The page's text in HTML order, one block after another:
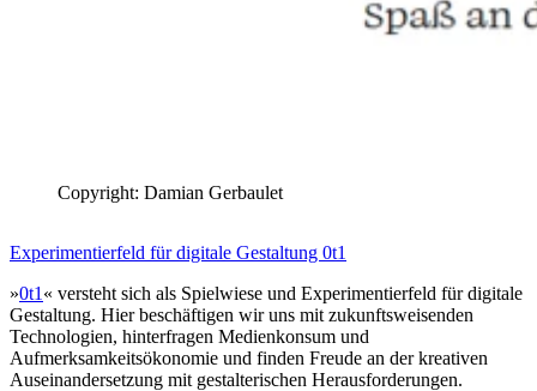
Copyright: Damian Gerbaulet
Experimentierfeld für digitale Gestaltung 0t1
»0t1 « versteht sich als Spielwiese und Experimentierfeld für digitale
Gestaltung. Hier beschäftigen wir uns mit zukunftsweisenden
Technologien, hinterfragen Medienkonsum und
Aufmerksamkeitsökonomie und finden Freude an der kreativen
Auseinandersetzung mit gestalterischen Herausforderungen.